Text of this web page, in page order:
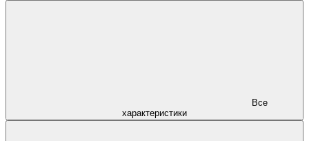
характеристики